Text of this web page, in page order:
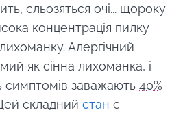
сльозяться очі... щороку
концентрація пилку
Алергічний
як сінна лихоманка, і
симптомів заважають 40%
складний стан є